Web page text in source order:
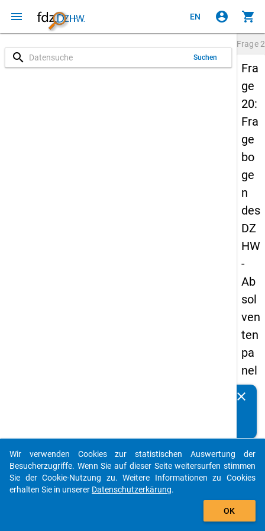
menu EN account_circle shopping_cart
search Suchen
Frage
Fra
ge
20:
Fra
ge
bo
ge
n
des
DZ
HW
-
Ab
sol
ven
ten
pa
nel
s
-
zw
eit
clear
auto_stories
add_shopping_cart
Wir verwenden Cookies zur statistischen Auswertung der
Besucherzugriffe. Wenn Sie auf dieser Seite weitersurfen stimmen
Sie der Cookie-Nutzung zu. Weitere Informationen zu Cookies
erhalten Sie in unserer Datenschutzerkärung.
OK